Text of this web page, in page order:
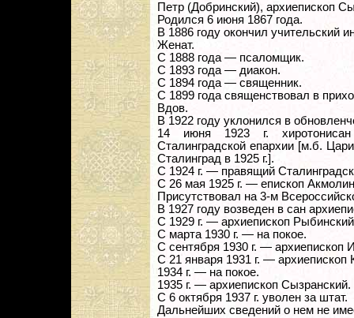
Петр (Добринский), архиепископ
Родился 6 июня 1867 года.
В 1886 году окончил учительский
Женат.
С 1888 года — псаломщик.
С 1893 года — диакон.
С 1894 года — священник.
С 1899 года священствовал в
Вдов.
В 1922 году уклонился в
14 июня 1923 г. хиротонисан
Сталинградской епархии [м.б.
Сталинград в 1925 г.].
С 1924 г. — правящий
С 26 мая 1925 г. — епископ
Присутствовал на 3-м
В 1927 году возведен в сан
С 1929 г. — архиепископ
С марта 1930 г. — на покое.
С сентября 1930 г. — архиепископ
С 21 января 1931 г. — архиепископ
1934 г. — на покое.
1935 г. — архиепископ Сызранский.
С 6 октября 1937 г. уволен за штат.
Дальнейших сведений о нем не